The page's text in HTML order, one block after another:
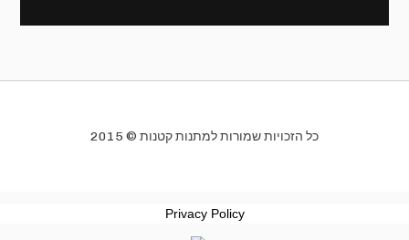
כל הזכויות שמורות למתנות קטנות © 2015
Privacy Policy